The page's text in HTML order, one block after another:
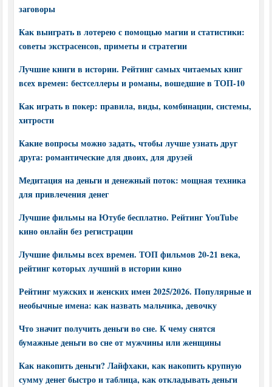
заговоры
Как выиграть в лотерею с помощью магии и статистики:
советы экстрасенсов, приметы и стратегии
Лучшие книги в истории. Рейтинг самых читаемых книг
всех времен: бестселлеры и романы, вошедшие в ТОП-10
Как играть в покер: правила, виды, комбинации, системы,
хитрости
Какие вопросы можно задать, чтобы лучше узнать друг
друга: романтические для двоих, для друзей
Медитация на деньги и денежный поток: мощная техника
для привлечения денег
Лучшие фильмы на Ютубе бесплатно. Рейтинг YouTube
кино онлайн без регистрации
Лучшие фильмы всех времен. ТОП фильмов 20-21 века,
рейтинг которых лучший в истории кино
Рейтинг мужских и женских имен 2025/2026. Популярные и
необычные имена: как назвать мальчика, девочку
Что значит получить деньги во сне. К чему снятся
бумажные деньги во сне от мужчины или женщины
Как накопить деньги? Лайфхаки, как накопить крупную
сумму денег быстро и таблица, как откладывать деньги